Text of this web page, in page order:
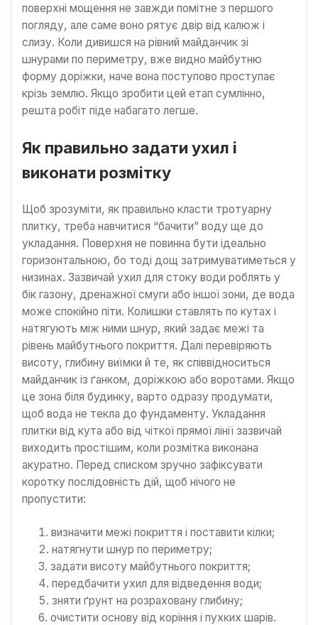
поверхні мощення не завжди помітне з першого
погляду, але саме воно рятує двір від калюж і
слизу. Коли дивишся на рівний майданчик зі
шнурами по периметру, вже видно майбутню
форму доріжки, наче вона поступово проступає
крізь землю. Якщо зробити цей етап сумлінно,
решта робіт піде набагато легше.
Як правильно задати ухил і
виконати розмітку
Щоб зрозуміти, як правильно класти тротуарну
плитку, треба навчитися “бачити” воду ще до
укладання. Поверхня не повинна бути ідеально
горизонтальною, бо тоді дощ затримуватиметься у
низинах. Зазвичай ухил для стоку води роблять у
бік газону, дренажної смуги або іншої зони, де вода
може спокійно піти. Колишки ставлять по кутах і
натягують між ними шнур, який задає межі та
рівень майбутнього покриття. Далі перевіряють
висоту, глибину виїмки й те, як співвідноситься
майданчик із ґанком, доріжкою або воротами. Якщо
це зона біля будинку, варто одразу продумати,
щоб вода не текла до фундаменту. Укладання
плитки від кута або від чіткої прямої лінії зазвичай
виходить простішим, коли розмітка виконана
акуратно. Перед списком зручно зафіксувати
коротку послідовність дій, щоб нічого не
пропустити:
визначити межі покриття і поставити кілки;
натягнути шнур по периметру;
задати висоту майбутнього покриття;
передбачити ухил для відведення води;
зняти ґрунт на розраховану глибину;
очистити основу від коріння і пухких шарів.